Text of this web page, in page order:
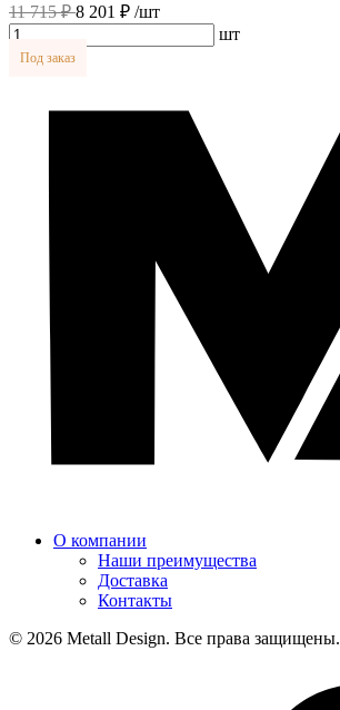
11 715 ₽8 201 ₽ /шт
шт
Под заказ
О компании
Наши преимущества
Доставка
Контакты
© 2026 Metall Design. Все права защищены.